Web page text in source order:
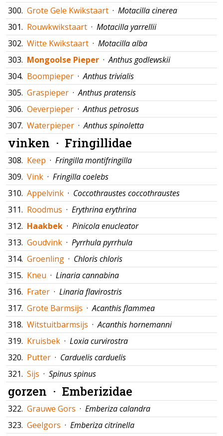
300. Grote Gele Kwikstaart · Motacilla cinerea
301. Rouwkwikstaart · Motacilla yarrellii
302. Witte Kwikstaart · Motacilla alba
303. Mongoolse Pieper ·Anthus godlewskii
304. Boompieper ·Anthus trivialis
305. Graspieper ·Anthus pratensis
306. Oeverpieper ·Anthus petrosus
307. Waterpieper ·Anthus spinoletta
vinken · Fringillidae
308. Keep · Fringilla montifringilla
309. Vink · Fringilla coelebs
310. Appelvink · Coccothraustes coccothraustes
311. Roodmus · Erythrina erythrina
312. Haakbek · Pinicola enucleator
313. Goudvink · Pyrrhula pyrrhula
314. Groenling · Chloris chloris
315. Kneu · Linaria cannabina
316. Frater · Linaria flavirostris
317. Grote Barmsijs ·Acanthis flammea
318. Witstuitbarmsijs ·Acanthis hornemanni
319. Kruisbek · Loxia curvirostra
320. Putter · Carduelis carduelis
321. Sijs · Spinus spinus
gorzen · Emberizidae
322. Grauwe Gors · Emberiza calandra
323. Geelgors · Emberiza citrinella